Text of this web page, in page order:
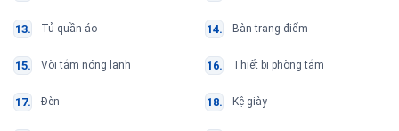
Tủ quần áo Bàn trang điểm
Vòi tắm nóng lạnh Thiết bị phòng tắm
Đèn Kệ giày